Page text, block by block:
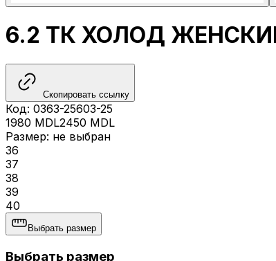
6.2 ТК ХОЛОД
Скопировать ссылку
Код: 0363-25603-25
1980 MDL2450 MDL
Размер: не выбран
36
37
38
39
40
Выбрать размер
Выбрать размер